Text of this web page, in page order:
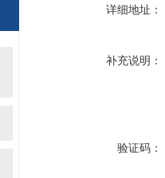
详细地址：
补充说明：
验证码：